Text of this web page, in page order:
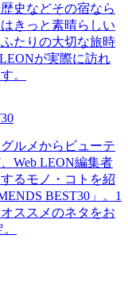
史などその宿なら
きっと素晴らしい
たりの大切な旅時
が実際に訪れ
。
ルメからビューテ
Web LEON編集者
るモノ・コトを紹
BEST30」。1
ススメのネタをお